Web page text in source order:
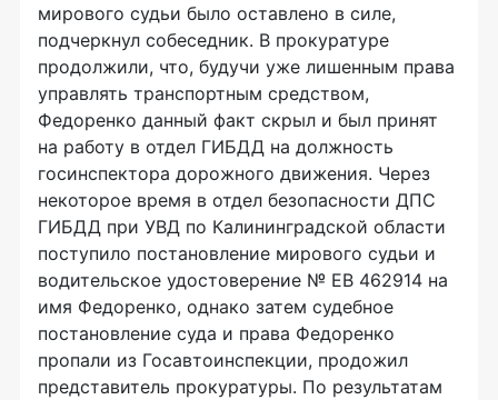
мирового судьи было оставлено в силе,
подчеркнул собеседник. В прокуратуре
продолжили, что, будучи уже лишенным права
управлять транспортным средством,
Федоренко данный факт скрыл и был принят
на работу в отдел ГИБДД на должность
госинспектора дорожного движения. Через
некоторое время в отдел безопасности ДПС
ГИБДД при УВД по Калининградской области
поступило постановление мирового судьи и
водительское удостоверение № ЕВ 462914 на
имя Федоренко, однако затем судебное
постановление суда и права Федоренко
пропали из Госавтоинспекции, продожил
представитель прокуратуры. По результатам